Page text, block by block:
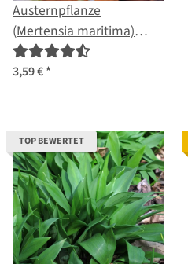
Austernpflanze
(Mertensia maritima)
Samen
3,59 €*
TOP BEWERTET